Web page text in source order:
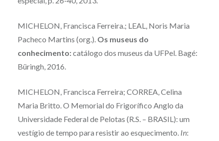
MICHELON, Francisca Ferreira.; LEAL, Noris Maria
Pacheco Martins (org.). Os museus do
conhecimento:catálogo dos museus da UFPel. Bagé:
Büringh, 2016.
MICHELON, Francisca Ferreira; CORREA, Celina
Maria Britto. O Memorial do Frigorífico Anglo da
Universidade Federal de Pelotas (R.S. – BRASIL): um
vestígio de tempo para resistir ao esquecimento. In: